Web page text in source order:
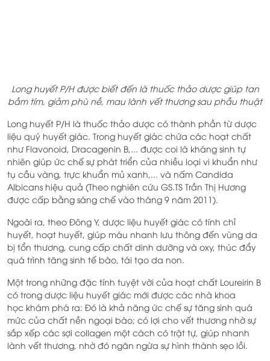
Long huyết P/H được biết đến là thuốc thảo dược giúp tan
bầm tím, giảm phù nề, mau lành vết thương sau phẫu thuật
Long huyết P/H là thuốc thảo dược có thành phần từ dược
liệu quý huyết giác. Trong huyết giác chứa các hoạt chất
như Flavonoid, Dracagenin B,... được coi là kháng sinh tự
nhiên giúp ức chế sự phát triển của nhiều loại vi khuẩn như
tụ cầu vàng, trực khuẩn mủ xanh,... và nấm Candida
Albicans hiệu quả (Theo nghiên cứu GS.TS Trần Thị Hương
được cấp bằng sáng chế vào tháng 9 năm 2011).
Ngoài ra, theo Đông Y, dược liệu huyết giác có tính chỉ
huyết, hoạt huyết, giúp máu nhanh lưu thông đến vùng da
bị tổn thương, cung cấp chất dinh dưỡng và oxy, thúc đẩy
quá trình tăng sinh tế bào, tái tạo da non.
Một trong những đặc tính tuyệt vời của hoạt chất Loureirin B
có trong dược liệu huyết giác mới được các nhà khoa
học khám phá ra: Đó là khả năng ức chế sự tăng sinh quá
mức của chất nền ngoại bào; có lợi cho vết thương nhờ sự
sắp xếp các sợi collagen một cách có trật tự, giúp nhanh
lành vết thương, nhờ đó ngăn ngừa sự hình thành sẹo lồi.